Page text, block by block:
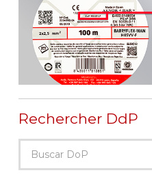
Rechercher DdP